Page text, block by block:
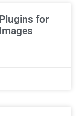
for